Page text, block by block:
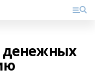
денежных